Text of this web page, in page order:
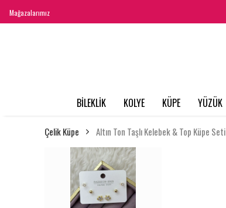
Mağazalarımız
BİLEKLİK KOLYE KÜPE YÜZÜK
Çelik Küpe Altın Ton Taşlı Kelebek & Top Küpe Seti